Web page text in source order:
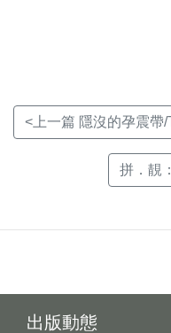
<上一篇 隱沒的孕震帶/
拼．靚
出版動態